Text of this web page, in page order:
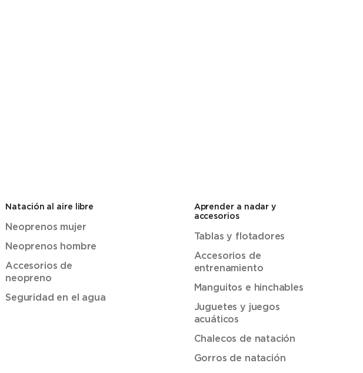
Natación al aire libre
Neoprenos mujer
Neoprenos hombre
Accesorios de
neopreno
Seguridad en el agua
Aprender a nadar y
accesorios
Tablas y flotadores
Accesorios de
entrenamiento
Manguitos e hinchables
Juguetes y juegos
acuáticos
Chalecos de natación
Gorros de natación